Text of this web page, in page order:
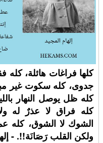
كلها فراغات هائلة، كله
جدوى، كله سكوت غير
كله ظل يوصل النهار
كله فراق لا عذرٌ له
الشوك لا الشوق، كله
ولكن القلب رَصَانَة!!. -